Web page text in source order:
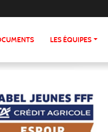
LES ÉQUIPES